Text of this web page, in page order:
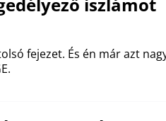
iszlámot
fejezet. És én már azt